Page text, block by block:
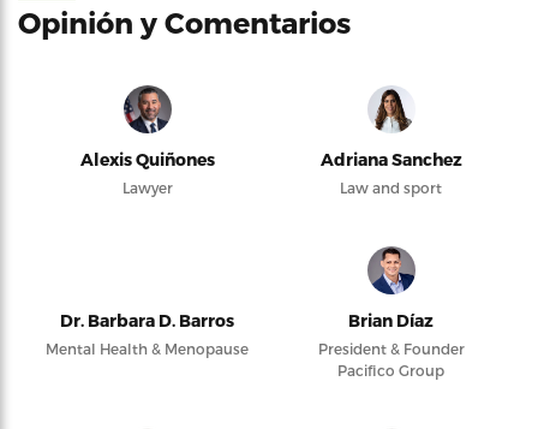
Opinión y Comentarios
Alexis Quiñones
Lawyer
Adriana Sanchez
Law and sport
Dr. Barbara D. Barros
Mental Health & Menopause
Brian Díaz
President & Founder
Pacifico Group